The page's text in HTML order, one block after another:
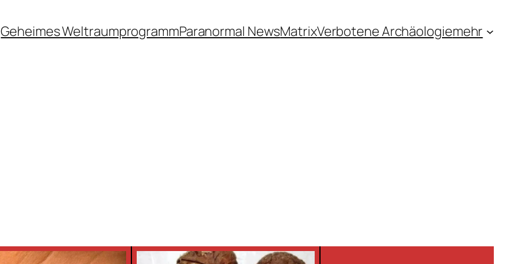
Geheimes WeltraumprogrammParanormal NewsMatrixVerbotene Archäologiemehr